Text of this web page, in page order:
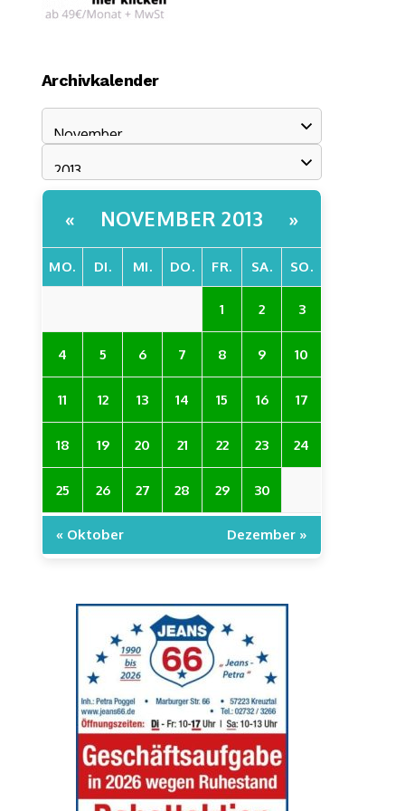
Archivkalender
« NOVEMBER 2013 »
MO. DI. MI. DO. FR. SA. SO.
1 2 3
4 5 6 7 8 9 10
11 12 13 14 15 16 17
18 19 20 21 22 23 24
25 26 27 28 29 30
« Oktober Dezember »